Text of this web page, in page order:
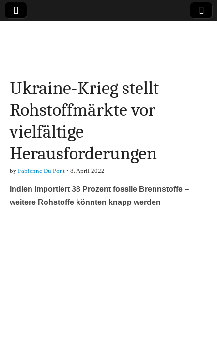
Finanzen,
Marketing-, Vertrieb-
& Investment-Tipps
Ukraine-Krieg stellt
Rohstoffmärkte vor
vielfältige
Herausforderungen
by Fabienne Du Pont • 8. April 2022
Indien importiert 38 Prozent fossile Brennstoffe –
weitere Rohstoffe könnten knapp werden